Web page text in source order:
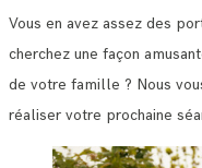
Vous en avez assez des
cherchez une façon
de votre famille ? Nous
réaliser votre prochaine